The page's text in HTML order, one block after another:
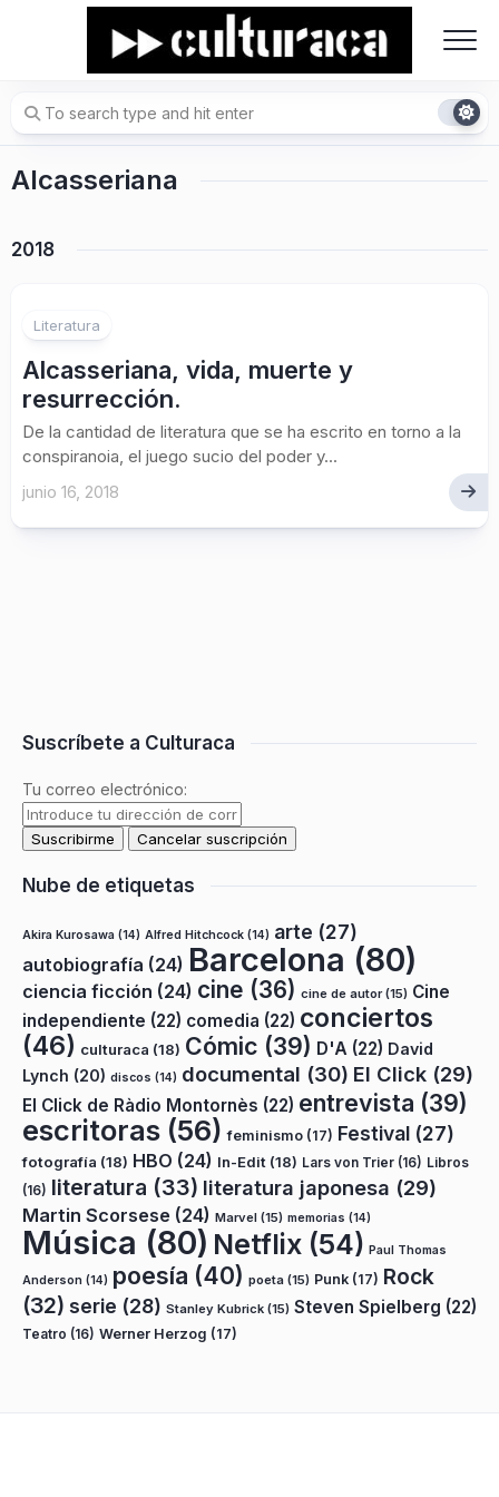
Alcasseriana
2018
Literatura
Alcasseriana, vida, muerte y
resurrección.
De la cantidad de literatura que se ha escrito en torno a la
conspiranoia, el juego sucio del poder y...
junio 16, 2018
Suscríbete a Culturaca
Tu correo electrónico:
Nube de etiquetas
Akira Kurosawa (14) Alfred Hitchcock (14) arte (27)
autobiografía (24) Barcelona (80)
ciencia ficción (24) cine (36) cine de autor(15) Cine
independiente (22) comedia (22) conciertos
(46) culturaca (18) Cómic (39) D'A (22) David
Lynch (20) discos (14) documental (30) El Click (29)
El Click de Ràdio Montornès (22) entrevista (39)
escritoras (56) feminismo (17) Festival (27)
fotografía (18) HBO (24) In-Edit (18) Lars von Trier (16) Libros
(16) literatura (33) literatura japonesa (29)
Martin Scorsese (24) Marvel (15) memorias (14)
Música (80) Netflix (54) Paul Thomas
Anderson (14) poesía (40) poeta (15) Punk (17) Rock
(32) serie (28) Stanley Kubrick (15) Steven Spielberg (22)
Teatro (16) Werner Herzog (17)